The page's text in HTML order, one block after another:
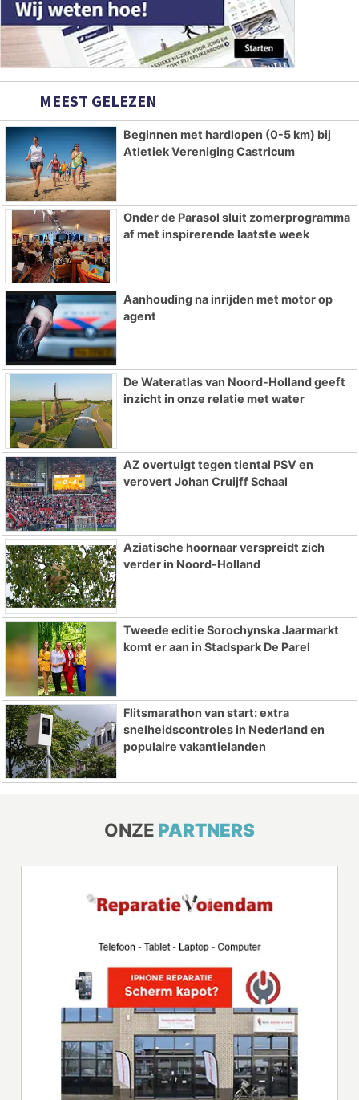
MEEST GELEZEN
Beginnen met hardlopen (0-5 km) bij
Atletiek Vereniging Castricum
Onder de Parasol sluit zomerprogramma
af met inspirerende laatste week
Aanhouding na inrijden met motor op
agent
De Wateratlas van Noord-Holland geeft
inzicht in onze relatie met water
AZ overtuigt tegen tiental PSV en
verovert Johan Cruijff Schaal
Aziatische hoornaar verspreidt zich
verder in Noord-Holland
Tweede editie Sorochynska Jaarmarkt
komt er aan in Stadspark De Parel
Flitsmarathon van start: extra
snelheidscontroles in Nederland en
populaire vakantielanden
ONZE PARTNERS